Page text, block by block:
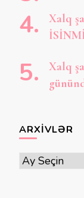
Xalq
Xalq
ARXIVLƏR
Arxivlər